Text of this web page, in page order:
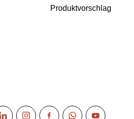
Produktvorschlag